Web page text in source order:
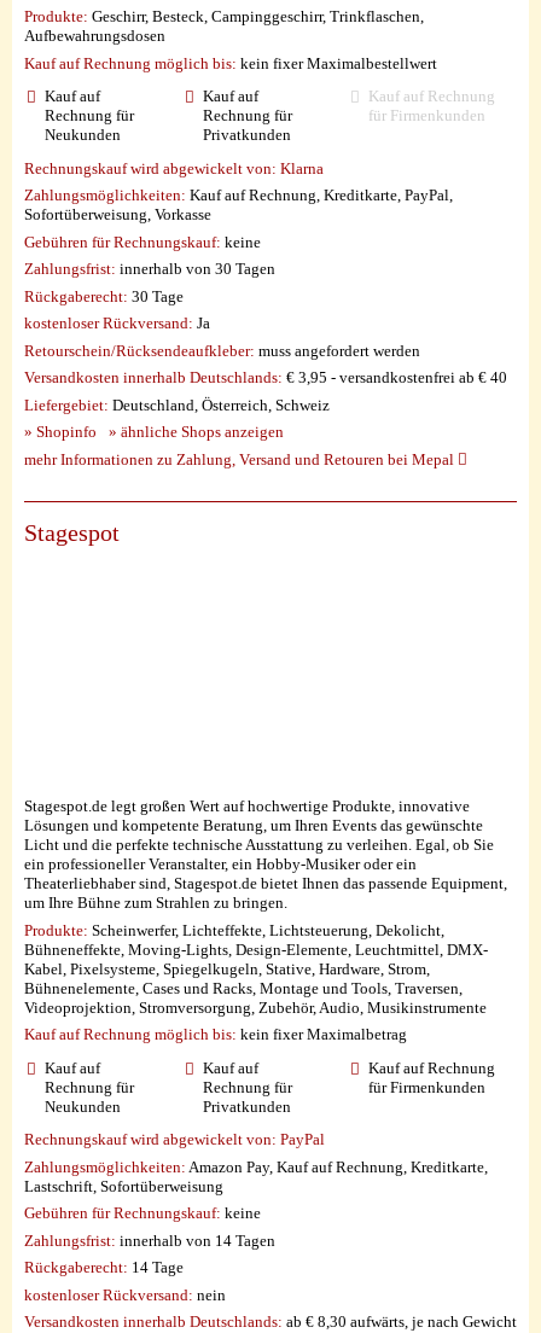
Produkte: Geschirr, Besteck, Campinggeschirr, Trinkflaschen,
Aufbewahrungsdosen
Kauf auf Rechnung möglich bis: kein fixer Maximalbestellwert
Kauf auf
Rechnung für
Neukunden
Kauf auf
Rechnung für
Privatkunden
Kauf auf Rechnung
für Firmenkunden
Rechnungskauf wird abgewickelt von: Klarna
Zahlungsmöglichkeiten: Kauf auf Rechnung, Kreditkarte, PayPal,
Sofortüberweisung, Vorkasse
Gebühren für Rechnungskauf: keine
Zahlungsfrist: innerhalb von 30 Tagen
Rückgaberecht: 30 Tage
kostenloser Rückversand: Ja
Retourschein/Rücksendeaufkleber: muss angefordert werden
Versandkosten innerhalb Deutschlands: € 3,95 - versandkostenfrei ab € 40
Liefergebiet: Deutschland, Österreich, Schweiz
» Shopinfo
» ähnliche Shops anzeigen
mehr Informationen zu Zahlung, Versand und Retouren bei Mepal
Stagespot
Stagespot.de legt großen Wert auf hochwertige Produkte, innovative
Lösungen und kompetente Beratung, um Ihren Events das gewünschte
Licht und die perfekte technische Ausstattung zu verleihen. Egal, ob Sie
ein professioneller Veranstalter, ein Hobby-Musiker oder ein
Theaterliebhaber sind, Stagespot.de bietet Ihnen das passende Equipment,
um Ihre Bühne zum Strahlen zu bringen.
Produkte: Scheinwerfer, Lichteffekte, Lichtsteuerung, Dekolicht,
Bühneneffekte, Moving-Lights, Design-Elemente, Leuchtmittel, DMX-
Kabel, Pixelsysteme, Spiegelkugeln, Stative, Hardware, Strom,
Bühnenelemente, Cases und Racks, Montage und Tools, Traversen,
Videoprojektion, Stromversorgung, Zubehör, Audio, Musikinstrumente
Kauf auf Rechnung möglich bis: kein fixer Maximalbetrag
Kauf auf
Rechnung für
Neukunden
Kauf auf
Rechnung für
Privatkunden
Kauf auf Rechnung
für Firmenkunden
Rechnungskauf wird abgewickelt von: PayPal
Zahlungsmöglichkeiten: Amazon Pay, Kauf auf Rechnung, Kreditkarte,
Lastschrift, Sofortüberweisung
Gebühren für Rechnungskauf: keine
Zahlungsfrist: innerhalb von 14 Tagen
Rückgaberecht: 14 Tage
kostenloser Rückversand: nein
Versandkosten innerhalb Deutschlands: ab € 8,30 aufwärts, je nach Gewicht